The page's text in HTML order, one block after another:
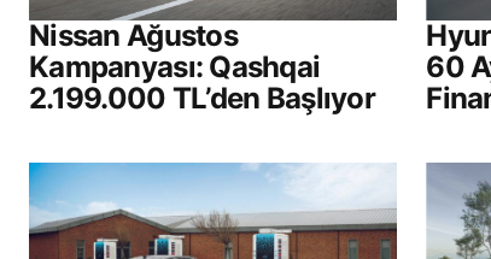
Your Name *
Daha sonraki yorumlarımda
için adım, e-posta adresim
adresim bu tarayıcıya
Submit Comment
Nissan Ağustos
Kampanyası: Qashqai
2.199.000 TL’den Başlıyor
60